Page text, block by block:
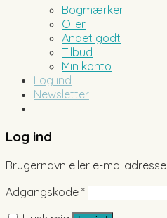
Bogmærker
Olier
Andet godt
Tilbud
Min konto
Log ind
Newsletter
Log ind
Brugernavn eller e-mailadresse
Adgangskode *